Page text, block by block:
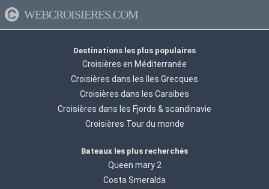
WEBCROISIERES.COM
Destinations les plus populaires
Croisières en Méditerranée
Croisières dans les Iles Grecques
Croisières dans les Caraibes
Croisières dans les Fjords & scandinavie
Croisières Tour du monde
Bateaux les plus recherchés
Queen mary 2
Costa Smeralda